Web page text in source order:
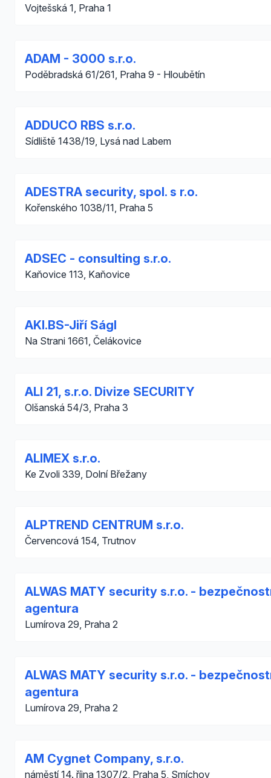
Vojtešská 1, Praha 1
ADAM - 3000 s.r.o.
Poděbradská 61/261, Praha 9 - Hloubětín
ADDUCO RBS s.r.o.
Sídliště 1438/19, Lysá nad Labem
ADESTRA security, spol. s r.o.
Kořenského 1038/11, Praha 5
ADSEC - consulting s.r.o.
Kaňovice 113, Kaňovice
AKI.BS-Jiří Ságl
Na Strani 1661, Čelákovice
ALI 21, s.r.o. Divize SECURITY
Olšanská 54/3, Praha 3
ALIMEX s.r.o.
Ke Zvoli 339, Dolní Břežany
ALPTREND CENTRUM s.r.o.
Červencová 154, Trutnov
ALWAS MATY security s.r.o. -
agentura
Lumírova 29, Praha 2
ALWAS MATY security s.r.o. -
agentura
Lumírova 29, Praha 2
AM Cygnet Company, s.r.o.
náměstí 14. října 1307/2, Praha 5, Smíchov